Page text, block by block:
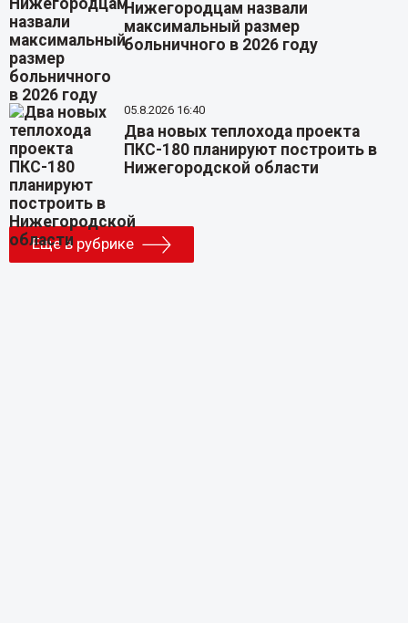
Нижегородцам назвали
максимальный размер
больничного в 2026 году
05.8.2026 16:40
Два новых теплохода проекта
ПКС-180 планируют построить в
Нижегородской области
Еще в рубрике